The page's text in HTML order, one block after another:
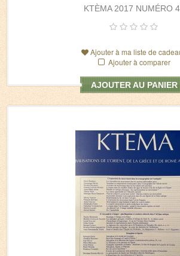
KTÈMA 2017 NUMÉRO
Ajouter à ma liste de
Ajouter à comparer
AJOUTER AU PANIER